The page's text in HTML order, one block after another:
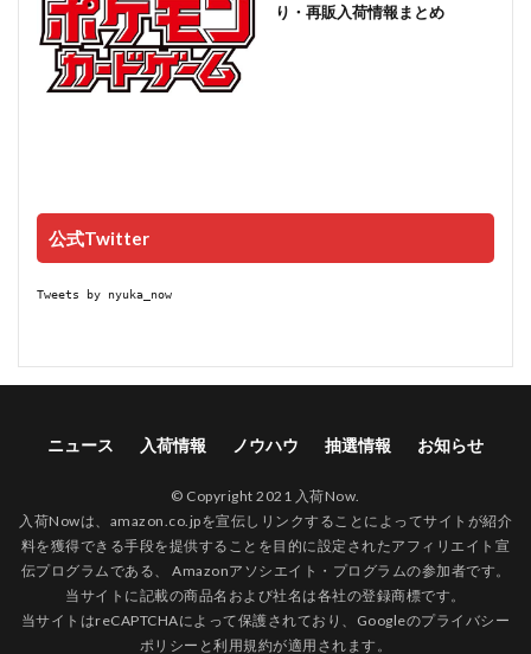
り・再販入荷情報まとめ
公式Twitter
Tweets by nyuka_now
ニュース 入荷情報 ノウハウ 抽選情報 お知らせ
© Copyright 2021 入荷Now.
入荷Nowは、amazon.co.jpを宣伝しリンクすることによってサイトが紹介
料を獲得できる手段を提供することを目的に設定されたアフィリエイト宣
伝プログラムである、 Amazonアソシエイト・プログラムの参加者です。
当サイトに記載の商品名および社名は各社の登録商標です。
当サイトはreCAPTCHAによって保護されており、Googleのプライバシー
ポリシー と利用規約が適用されます。